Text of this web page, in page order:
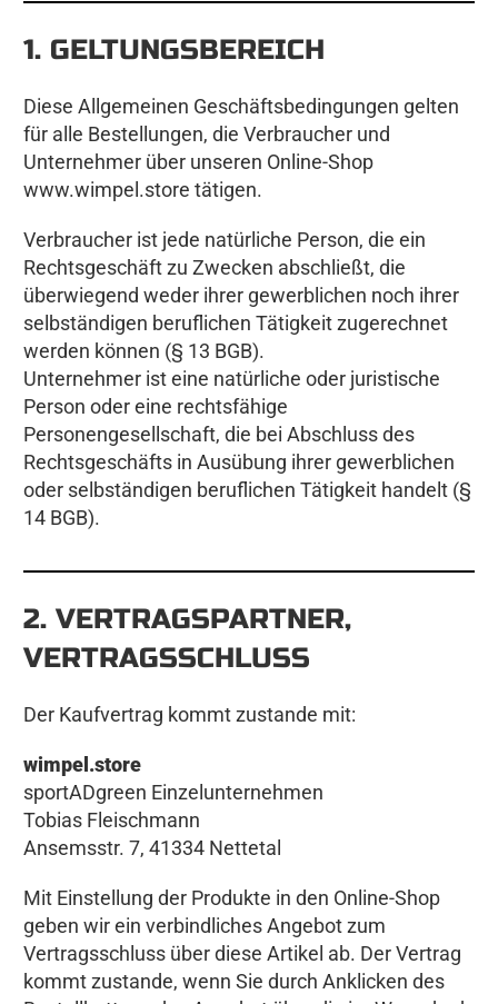
1. GELTUNGSBEREICH
Diese Allgemeinen Geschäftsbedingungen gelten
für alle Bestellungen, die Verbraucher und
Unternehmer über unseren Online-Shop
www.wimpel.store tätigen.
Verbraucher ist jede natürliche Person, die ein
Rechtsgeschäft zu Zwecken abschließt, die
überwiegend weder ihrer gewerblichen noch ihrer
selbständigen beruflichen Tätigkeit zugerechnet
werden können (§ 13 BGB).
Unternehmer ist eine natürliche oder juristische
Person oder eine rechtsfähige
Personengesellschaft, die bei Abschluss des
Rechtsgeschäfts in Ausübung ihrer gewerblichen
oder selbständigen beruflichen Tätigkeit handelt (§
14 BGB).
2. VERTRAGSPARTNER,
VERTRAGSSCHLUSS
Der Kaufvertrag kommt zustande mit:
wimpel.store
sportADgreen Einzelunternehmen
Tobias Fleischmann
Ansemsstr. 7, 41334 Nettetal
Mit Einstellung der Produkte in den Online-Shop
geben wir ein verbindliches Angebot zum
Vertragsschluss über diese Artikel ab. Der Vertrag
kommt zustande, wenn Sie durch Anklicken des